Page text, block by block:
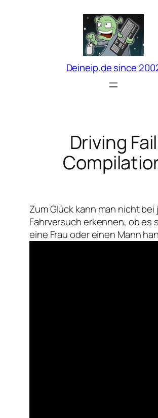
Deineip.de since
Driving Fail
Zum Glück kann man nicht bei
Fahrversuch erkennen, ob es
eine Frau oder einen Mann